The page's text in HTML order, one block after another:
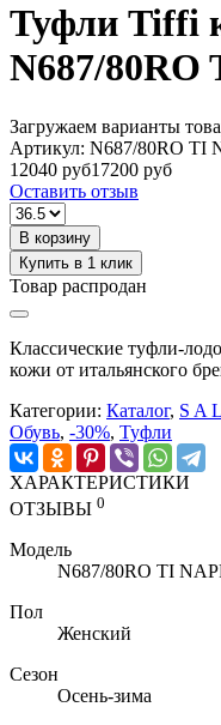
Туфли Tiffi
N687/80RO
Загружаем варианты
Артикул: N687/80RO TI
12040 руб17200 руб
Оставить отзыв
В корзину
Купить в 1 клик
Товар распродан
Классические туфли-
кожи от итальянского
Категории: Каталог, S A
Обувь, -30%, Туфли
ХАРАКТЕРИСТИКИ
ОТЗЫВЫ 0
Модель
N687/80RO TI
Пол
Женский
Сезон
Осень-зима